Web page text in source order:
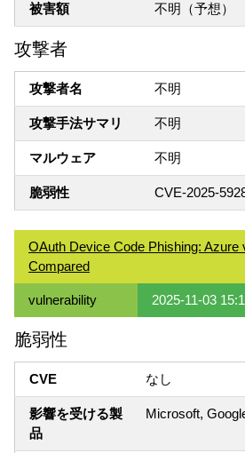
被害額 不明（予想）
攻撃者
攻撃者名 不明
攻撃手法サマリ 不明
マルウェア 不明
脆弱性 CVE-2025-
OAuth Device Code Phishing: Azure
Compared
vulnerability 2025-11-03
脆弱性
CVE なし
影響を受ける製
品
Microsoft,